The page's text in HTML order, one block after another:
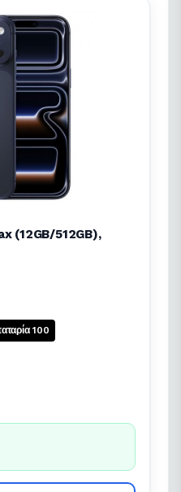
(12GB/512GB),
100